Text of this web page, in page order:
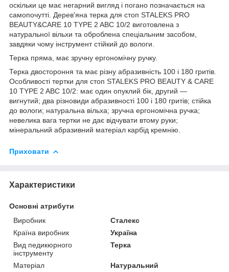
оскільки це має негарний вигляд і погано позначається на
самопочутті. Дерев'яна терка для стоп STALEKS PRO
BEAUTY&CARE 10 TYPE 2 ABC 10/2 виготовлена з
натуральної вільхи та оброблена спеціальним засобом,
завдяки чому інструмент стійкий до вологи.
Терка пряма, має зручну ергономічну ручку.
Терка двостороння та має різну абразивність 100 і 180 гритів.
Особливості тертки для стоп STALEKS PRO BEAUTY & CARE
10 TYPE 2 ABC 10/2: має один опуклий бік, другий —
вигнутий; два різновиди абразивності 100 і 180 гритів; стійка
до вологи; натуральна вільха; зручна ергономічна ручка;
невелика вага тертки не дає відчувати втому руки;
мінеральний абразивний матеріал карбід кремнію.
Приховати
Характеристики
Основні атрибути
Виробник
Сталекс
Країна виробник
Україна
Вид педикюрного
інструменту
Терка
Матеріал
Натуральний